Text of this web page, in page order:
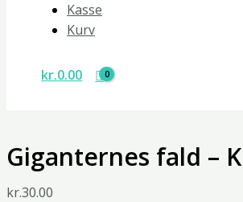
Kasse
Kurv
kr.0.00
Giganternes fald –
kr.30.00